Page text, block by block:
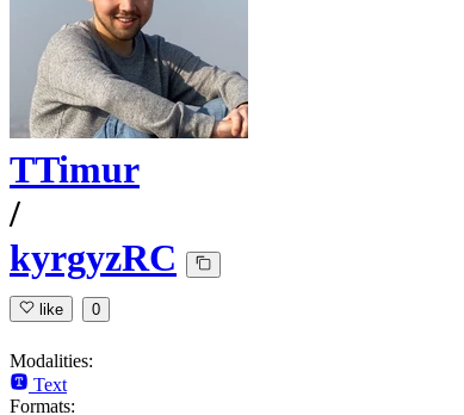
TTimur
/
kyrgyzRC
like 0
Modalities:
Text
Formats: